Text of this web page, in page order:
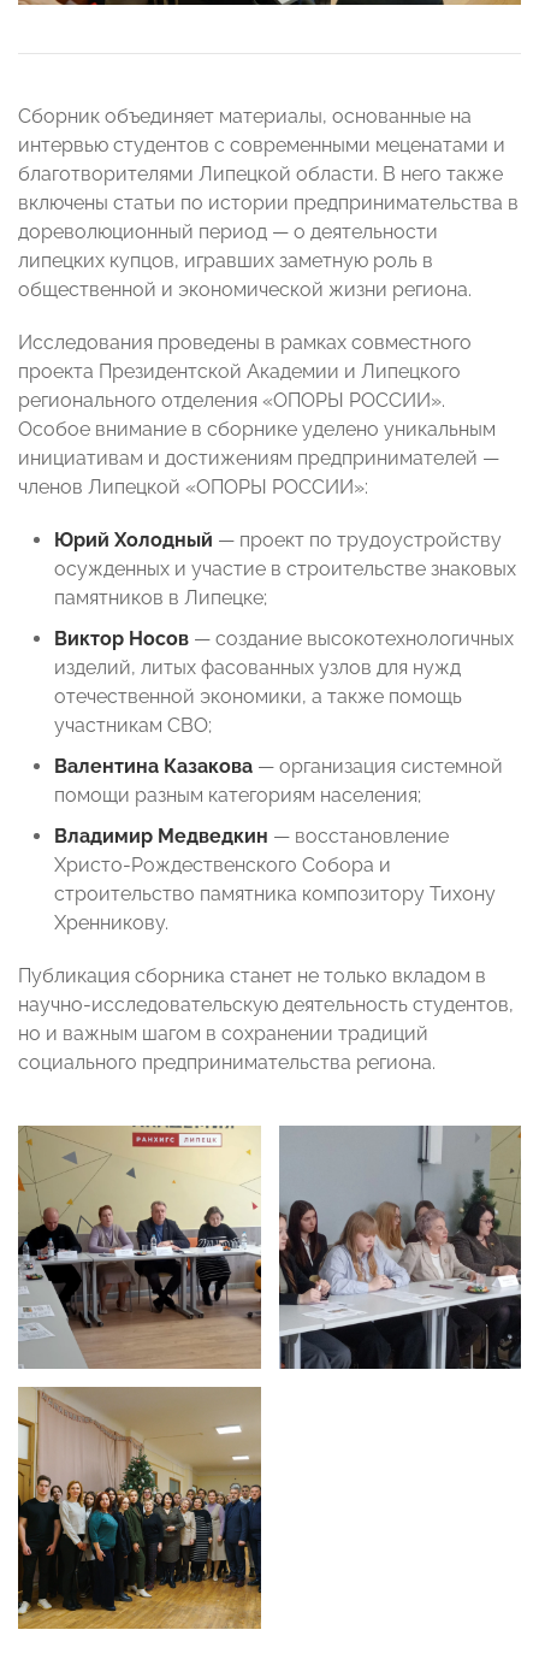
Сборник объединяет материалы, основанные на
интервью студентов с современными меценатами и
благотворителями Липецкой области. В него также
включены статьи по истории предпринимательства в
дореволюционный период — о деятельности
липецких купцов, игравших заметную роль в
общественной и экономической жизни региона.
Исследования проведены в рамках совместного
проекта Президентской Академии и Липецкого
регионального отделения «ОПОРЫ РОССИИ».
Особое внимание в сборнике уделено уникальным
инициативам и достижениям предпринимателей —
членов Липецкой «ОПОРЫ РОССИИ»:
Юрий Холодный — проект по трудоустройству
осужденных и участие в строительстве знаковых
памятников в Липецке;
Виктор Носов — создание высокотехнологичных
изделий, литых фасованных узлов для нужд
отечественной экономики, а также помощь
участникам СВО;
Валентина Казакова — организация системной
помощи разным категориям населения;
Владимир Медведкин — восстановление
Христо-Рождественского Собора и
строительство памятника композитору Тихону
Хренникову.
Публикация сборника станет не только вкладом в
научно-исследовательскую деятельность студентов,
но и важным шагом в сохранении традиций
социального предпринимательства региона.